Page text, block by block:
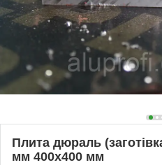
Плита дюраль
мм 400х400 мм